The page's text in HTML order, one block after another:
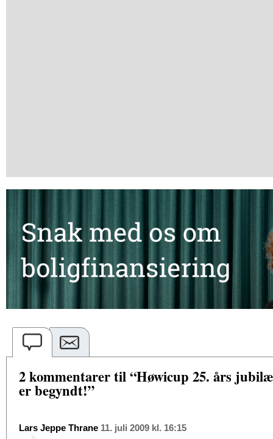
2 kommentarer til “Høwicup 25. års
er begyndt!”
Lars Jeppe Thrane 11. juli 2009 kl. 16:15